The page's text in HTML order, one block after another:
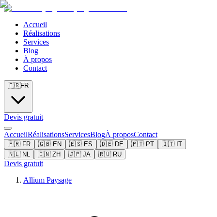
Accueil
Réalisations
Services
Blog
À propos
Contact
🇫🇷FR
Devis gratuit
AccueilRéalisationsServicesBlogÀ proposContact
🇫🇷 FR 🇬🇧 EN 🇪🇸 ES 🇩🇪 DE 🇵🇹 PT 🇮🇹 IT
🇳🇱 NL 🇨🇳 ZH 🇯🇵 JA 🇷🇺 RU
Devis gratuit
Allium Paysage